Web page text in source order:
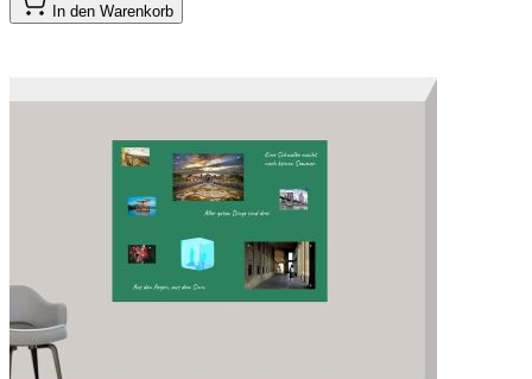
In den Warenkorb